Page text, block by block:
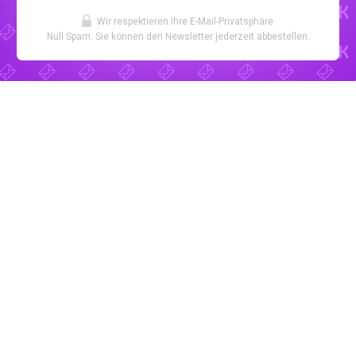
Wir respektieren Ihre E-Mail-Privatsphäre.
Null Spam. Sie können den Newsletter jederzeit abbestellen.